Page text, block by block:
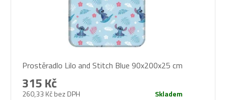
Prostěradlo Lilo and Stitch Blue 90x200x25 cm
260,33 Kč bez DPH
315 Kč
Skladem